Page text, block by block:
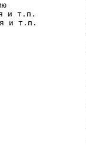
и т.п.
и т.п.